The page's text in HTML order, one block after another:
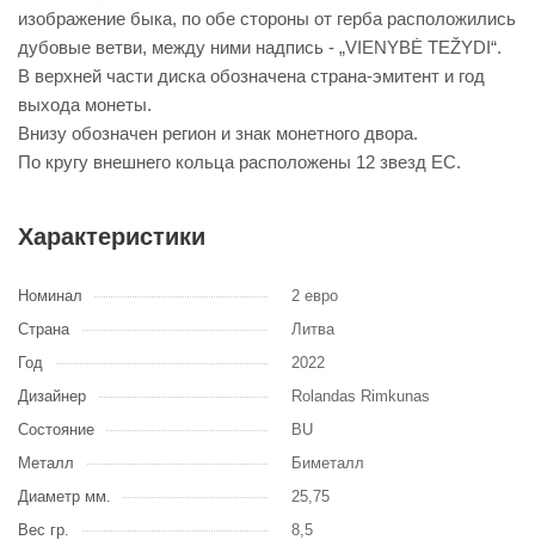
изображение быка, по обе стороны от герба расположились
дубовые ветви, между ними надпись - „VIENYBĖ TEŽYDI“.
В верхней части диска обозначена страна-эмитент и год
выхода монеты.
Внизу обозначен регион и знак монетного двора.
По кругу внешнего кольца расположены 12 звезд ЕС.
Характеристики
Номинал
2 евро
Страна
Литва
Год
2022
Дизайнер
Rolandas Rimkunas
Состояние
BU
Металл
Биметалл
Диаметр мм.
25,75
Вес гр.
8,5